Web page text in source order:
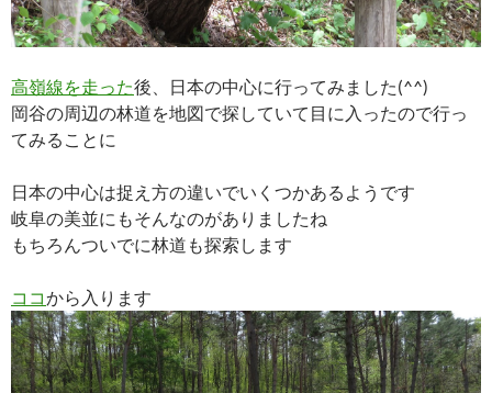
高嶺線を走った後、日本の中心に行ってみました(^^)
岡谷の周辺の林道を地図で探していて目に入ったので行っ
てみることに
日本の中心は捉え方の違いでいくつかあるようです
岐阜の美並にもそんなのがありましたね
もちろんついでに林道も探索します
ココから入ります